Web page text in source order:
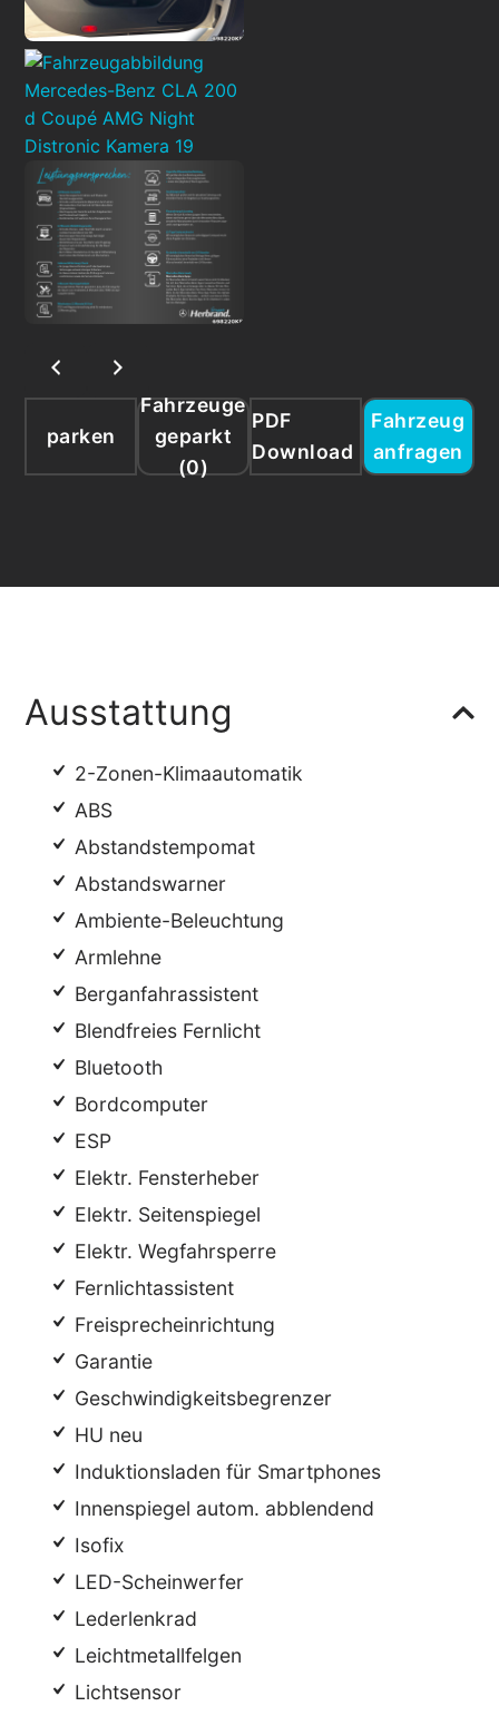
parken
Fahrzeuge
geparkt
(0)
PDF
Download
Fahrzeug
anfragen
Ausstattung
2-Zonen-Klimaautomatik
ABS
Abstandstempomat
Abstandswarner
Ambiente-Beleuchtung
Armlehne
Berganfahrassistent
Blendfreies Fernlicht
Bluetooth
Bordcomputer
ESP
Elektr. Fensterheber
Elektr. Seitenspiegel
Elektr. Wegfahrsperre
Fernlichtassistent
Freisprecheinrichtung
Garantie
Geschwindigkeitsbegrenzer
HU neu
Induktionsladen für Smartphones
Innenspiegel autom. abblendend
Isofix
LED-Scheinwerfer
Lederlenkrad
Leichtmetallfelgen
Lichtsensor